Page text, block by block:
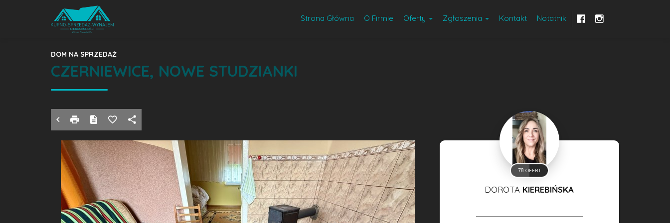
Strona Główna O Firmie Oferty Zgłoszenia Kontakt Notatnik
CZERNIEWICE, NOWE STUDZIANKI
DOM NA SPRZEDAŻ
78 OFERT
DOROTA KIEREBIŃSKA